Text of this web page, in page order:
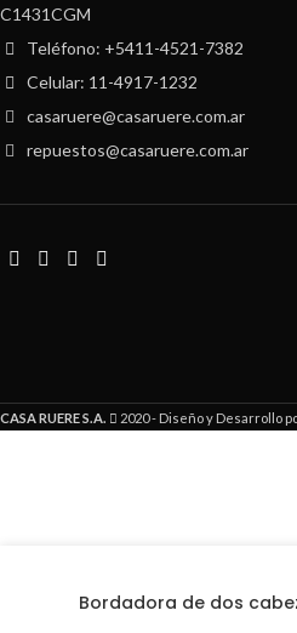
C1431CGM
Teléfono: +5411-4521-7382
Celular: 11-4917-1232
casaruere@casaruere.com.ar
repuestos@casaruere.com.ar
CASA RUERE S.A. 2020 - Diseño y Desarrollo
Bordadora de dos